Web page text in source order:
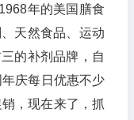
年的美国膳食
天然食品、运动
的补剂品牌，自
庆每日优惠不少
，现在来了，抓